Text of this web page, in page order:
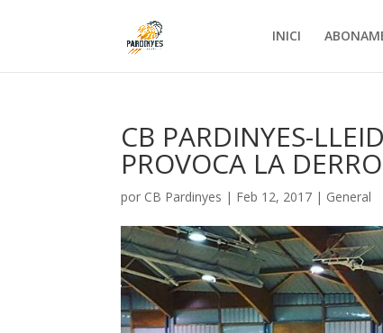
INICI
CB PARDINYES-
PROVOCA LA
por CB Pardinyes | Feb 12, 2017 | General